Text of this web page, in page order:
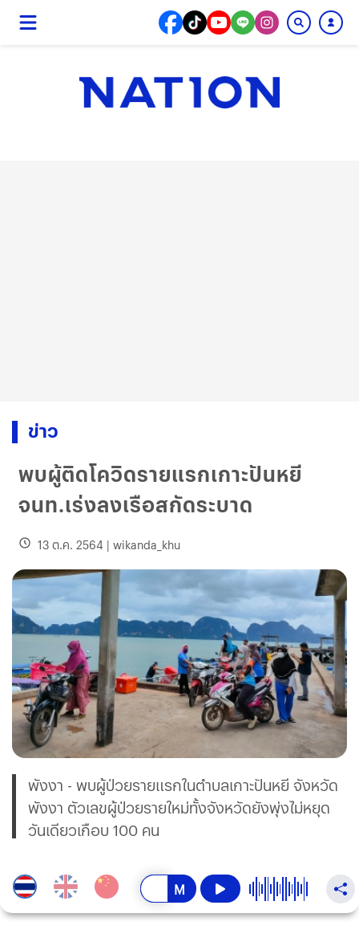
ข่าว
พบผู้ติดโควิดรายแรกเกาะปันหยี
จนท.เร่งลงเรือสกัดระบาด
13 ต.ค. 2564 | wikanda_khu
พังงา - พบผู้ป่วยรายแรกในตำบลเกาะปันหยี จังหวัด
พังงา ตัวเลขผู้ป่วยรายใหม่ทั้งจังหวัดยังพุ่งไม่หยุด
วันเดียวเกือบ 100 คน